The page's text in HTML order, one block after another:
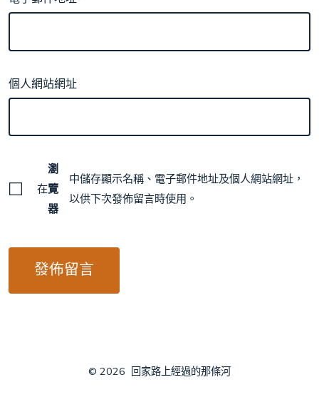
個人網站網址
在
瀏
覽
器
中儲存顯示名稱、電子郵件地址及個人網站網址，
以供下次發佈留言時使用。
© 2026 回家路上經過的那條河